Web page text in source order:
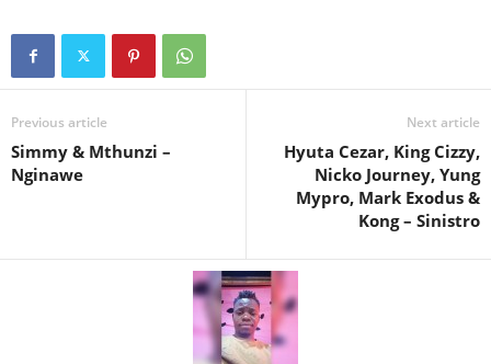
Previous article
Simmy & Mthunzi –
Nginawe
Next article
Hyuta Cezar, King Cizzy,
Nicko Journey, Yung
Mypro, Mark Exodus &
Kong – Sinistro